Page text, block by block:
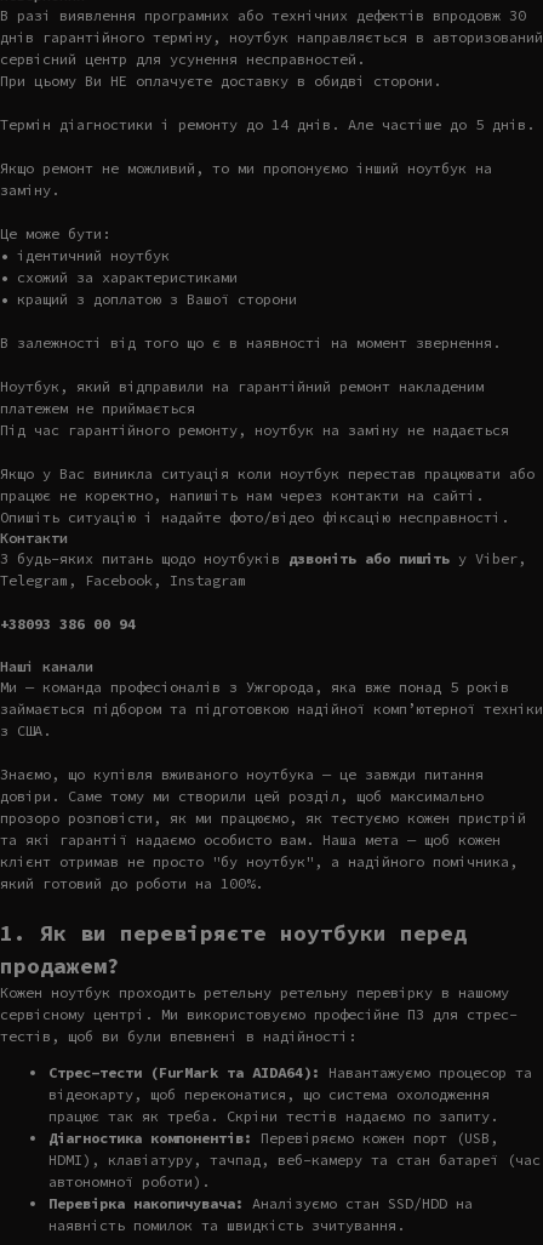
В разі виявлення програмних або технічних дефектів впродовж 30
днів гарантійного терміну, ноутбук направляється в авторизований
сервісний центр для усунення несправностей.
При цьому Ви НЕ оплачуєте доставку в обидві сторони.
Термін діагностики і ремонту до 14 днів. Але частіше до 5 днів.
Якщо ремонт не можливий, то ми пропонуємо інший ноутбук на
заміну.
Це може бути:
• ідентичний ноутбук
• схожий за характеристиками
• кращий з доплатою з Вашої сторони
В залежності від того що є в наявності на момент звернення.
Ноутбук, який відправили на гарантійний ремонт накладеним
платежем не приймається
Під час гарантійного ремонту, ноутбук на заміну не надається
Якщо у Вас виникла ситуація коли ноутбук перестав працювати або
працює не коректно, напишіть нам через контакти на сайті.
Опишіть ситуацію і надайте фото/відео фіксацію несправності.
Контакти
З будь-яких питань щодо ноутбуків дзвоніть або пишіть у Viber,
Telegram, Facebook, Instagram
+38093 386 00 94
Наші канали
Ми — команда професіоналів з Ужгорода, яка вже понад 5 років
займається підбором та підготовкою надійної комп’ютерної техніки
з США.
Знаємо, що купівля вживаного ноутбука — це завжди питання
довіри. Саме тому ми створили цей розділ, щоб максимально
прозоро розповісти, як ми працюємо, як тестуємо кожен пристрій
та які гарантії надаємо особисто вам. Наша мета — щоб кожен
клієнт отримав не просто "бу ноутбук", а надійного помічника,
який готовий до роботи на 100%.
1. Як ви перевіряєте ноутбуки перед
продажем?
Кожен ноутбук проходить ретельну ретельну перевірку в нашому
сервісному центрі. Ми використовуємо професійне ПЗ для стрес-
тестів, щоб ви були впевнені в надійності:
Стрес-тести (FurMark та AIDA64):
Навантажуємо процесор та
відеокарту, щоб переконатися, що система охолодження
працює так як треба. Скріни тестів надаємо по запиту.
Діагностика компонентів:
Перевіряємо кожен порт (USB,
HDMI), клавіатуру, тачпад, веб-камеру та стан батареї (час
автономної роботи).
Перевірка накопичувача:
Аналізуємо стан SSD/HDD на
наявність помилок та швидкість зчитування.